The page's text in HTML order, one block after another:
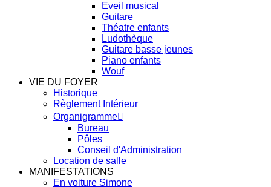
Eveil musical
Guitare
Théatre enfants
Ludothèque
Guitare basse jeunes
Piano enfants
Wouf
VIE DU FOYER
Historique
Règlement Intérieur
Organigramme
Bureau
Pôles
Conseil d'Administration
Location de salle
MANIFESTATIONS
En voiture Simone